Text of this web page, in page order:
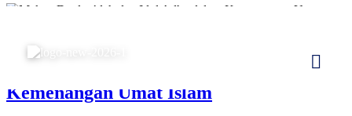
Makna Dzulqa’dah dan Idul Adha dalam
Kemenangan Umat Islam